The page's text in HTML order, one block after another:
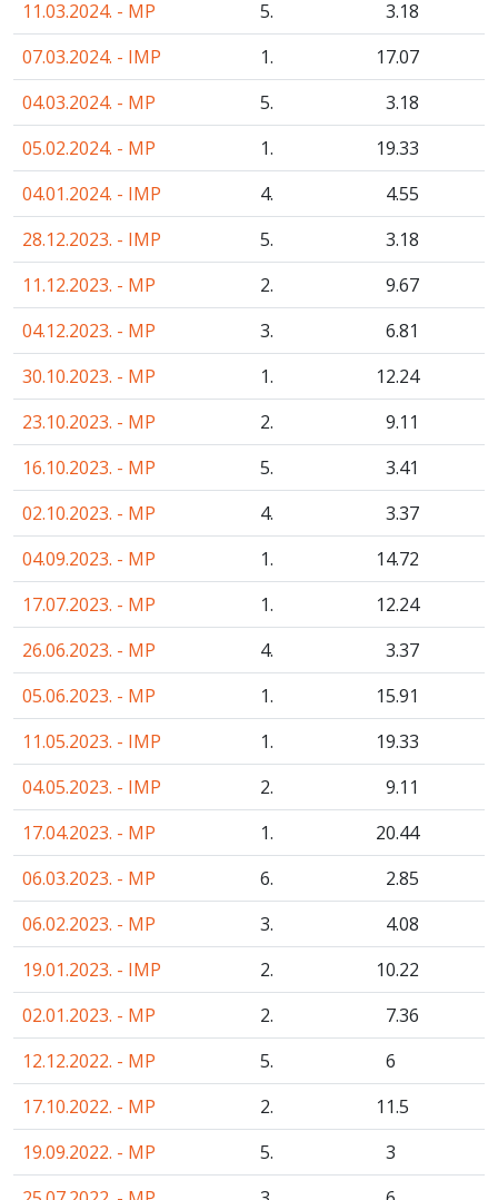
11.03.2024. - MP
5. 3.18
07.03.2024. - IMP
1. 17.07
04.03.2024. - MP
5. 3.18
05.02.2024. - MP
1. 19.33
04.01.2024. - IMP
4. 4.55
28.12.2023. - IMP
5. 3.18
11.12.2023. - MP
2. 9.67
04.12.2023. - MP
3. 6.81
30.10.2023. - MP
1. 12.24
23.10.2023. - MP
2. 9.11
16.10.2023. - MP
5. 3.41
02.10.2023. - MP
4. 3.37
04.09.2023. - MP
1. 14.72
17.07.2023. - MP
1. 12.24
26.06.2023. - MP
4. 3.37
05.06.2023. - MP
1. 15.91
11.05.2023. - IMP
1. 19.33
04.05.2023. - IMP
2. 9.11
17.04.2023. - MP
1. 20.44
06.03.2023. - MP
6. 2.85
06.02.2023. - MP
3. 4.08
19.01.2023. - IMP
2. 10.22
02.01.2023. - MP
2. 7.36
12.12.2022. - MP
5.
6
17.10.2022. - MP
2. 11.5
19.09.2022. - MP
5.
3